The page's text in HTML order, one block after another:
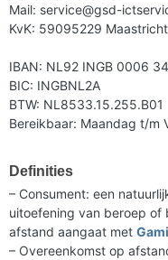
Mail: service@gsd-
KvK: 59095229 Maastricht
IBAN: NL92 INGB 0006
BIC: INGBNL2A
BTW: NL8533.15.255.B01
Bereikbaar: Maandag t/m
Definities
– Consument: een
uitoefening van beroep of
afstand aangaat met
– Overeenkomst op